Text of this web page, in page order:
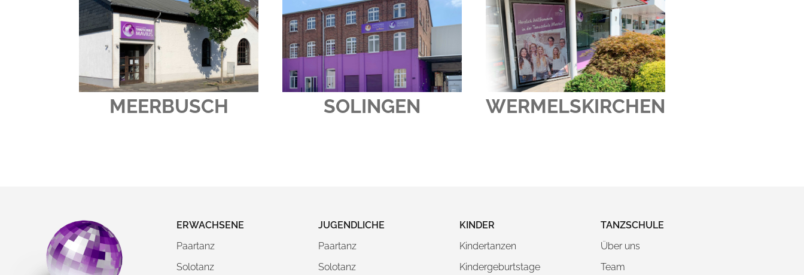
MEERBUSCH SOLINGEN WERMELSKIRCHEN
ERWACHSENE
Paartanz
Solotanz
JUGENDLICHE
Paartanz
Solotanz
KINDER
Kindertanzen
Kindergeburtstage
TANZSCHULE
Über uns
Team